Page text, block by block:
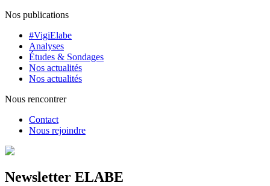
Nos publications
#VigiElabe
Analyses
Études & Sondages
Nos actualités
Nos actualités
Nous rencontrer
Contact
Nous rejoindre
Newsletter ELABE